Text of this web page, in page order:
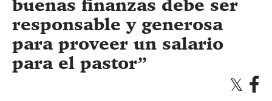
buenas finanzas debe ser
responsable y generosa
para proveer un salario
para el pastor